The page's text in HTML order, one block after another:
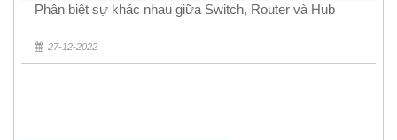
Phân biệt sự khác nhau giữa Switch, Router và Hub
27-12-2022